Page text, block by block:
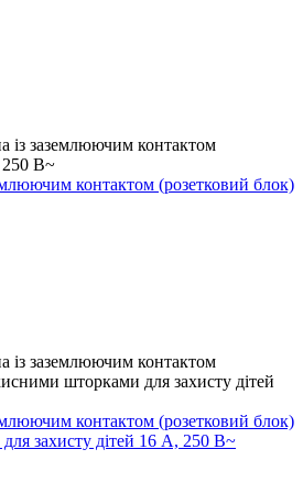
контактом (розетковий блок)
контактом (розетковий блок)
захисту дітей 16 А, 250 В~